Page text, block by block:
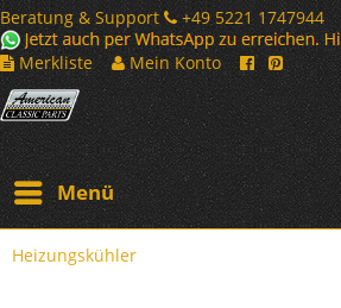
Beratung & Support
+49 5221 1747944
Merkliste
Mein Konto
Menü
Heizungskühler